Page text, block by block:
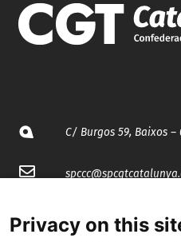
C/ Burgos 59, Baixos –
spccc@
Privacy on this